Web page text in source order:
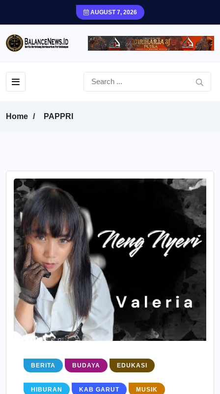
AUGUST 7, 2026
Home PAPPRI
BERITA BUDAYA EDUKASI
HIBURAN KAB GARUT MUSIK